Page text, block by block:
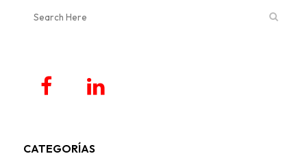
CATEGORÍAS